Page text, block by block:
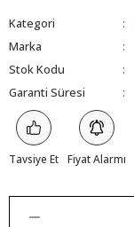
Kategori
Marka
Stok Kodu
Garanti Süresi
Tavsiye Et Fiyat Alarmı